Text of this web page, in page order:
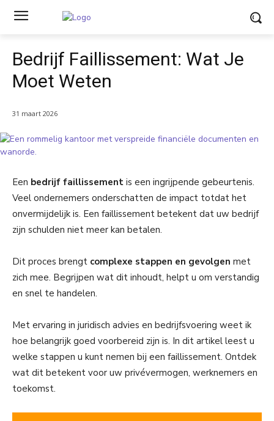
Bedrijf Faillissement: Wat Je
Moet Weten
31 maart 2026
Een bedrijf faillissement is een ingrijpende gebeurtenis.
Veel ondernemers onderschatten de impact totdat het
onvermijdelijk is. Een faillissement betekent dat uw bedrijf
zijn schulden niet meer kan betalen.
Dit proces brengt complexe stappen en gevolgen met
zich mee. Begrijpen wat dit inhoudt, helpt u om verstandig
en snel te handelen.
Met ervaring in juridisch advies en bedrijfsvoering weet ik
hoe belangrijk goed voorbereid zijn is. In dit artikel leest u
welke stappen u kunt nemen bij een faillissement. Ontdek
wat dit betekent voor uw privévermogen, werknemers en
toekomst.